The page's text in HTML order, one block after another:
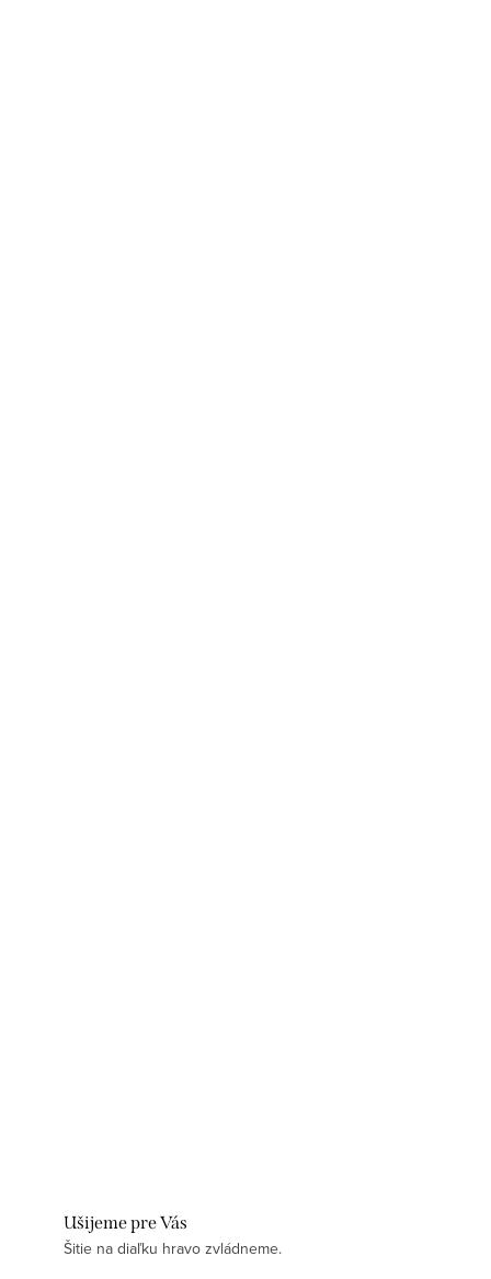
Ušijeme pre Vás
Šitie na diaľku hravo zvládneme.